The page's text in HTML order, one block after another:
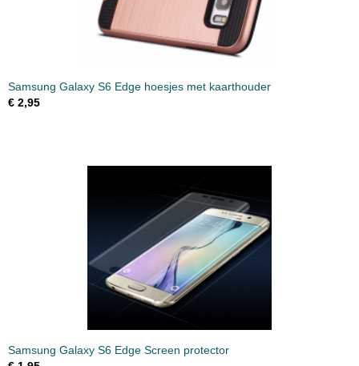
Samsung Galaxy S6 Edge hoesjes met kaarthouder
€ 2,95
Samsung Galaxy S6 Edge Screen protector